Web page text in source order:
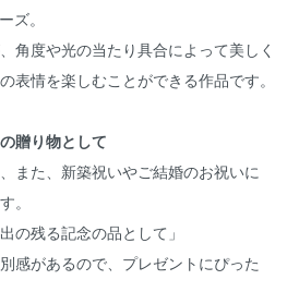
ズ。
角度や光の当たり具合によって美しく
表情を楽しむことができる作品です。
贈り物として
また、新築祝いやご結婚のお祝いに
。
の残る記念の品として」
感があるので、プレゼントにぴった